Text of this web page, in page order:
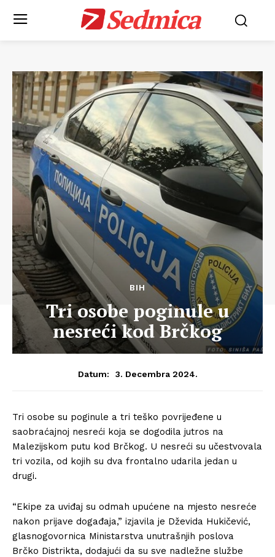
Sedmica
BIH
Tri osobe poginule u
nesreći kod Brčkog
Datum: 3. Decembra 2024.
Tri osobe su poginule a tri teško povrijeđene u
saobraćajnoj nesreći koja se dogodila jutros na
Malezijskom putu kod Brčkog. U nesreći su učestvovala
tri vozila, od kojih su dva frontalno udarila jedan u
drugi.
“Ekipe za uviđaj su odmah upućene na mjesto nesreće
nakon prijave događaja,” izjavila je Dževida Hukičević,
glasnogovornica Ministarstva unutrašnjih poslova
Brčko Distrikta, dodajući da su sve nadležne službe